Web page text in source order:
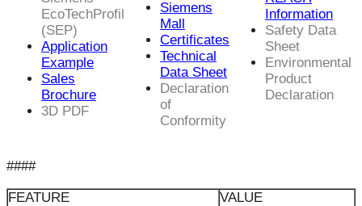
EcoTechProfil
(SEP)
Application
Example
Sales
Brochure
3D PDF
Siemens
Mall
Certificates
Technical
Data Sheet
Declaration
of
Conformity
Information
Safety Data
Sheet
Environmental
Product
Declaration
####
FEATURE
VALUE